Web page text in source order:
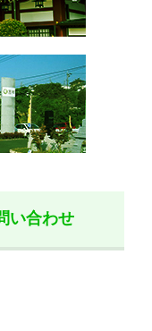
い合わせ